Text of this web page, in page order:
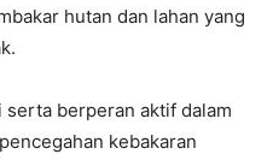
hutan dan lahan yang
berperan aktif dalam
kebakaran